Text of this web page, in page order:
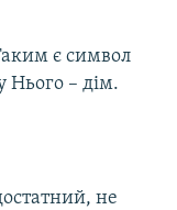
є символ
Нього – дім.
не